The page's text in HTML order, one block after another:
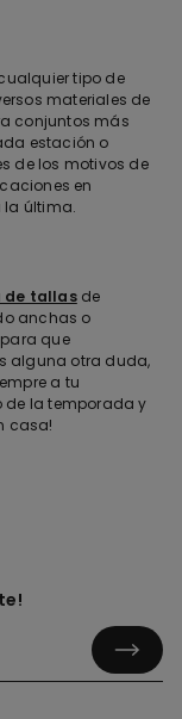
tipo de
materiales de
conjuntos más
estación o
de los motivos de
en
la última.
de tallasde
anchas o
que
alguna otra duda,
a tu
de la temporada y
casa!